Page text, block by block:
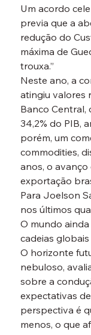
Um acordo
previa que a
redução do
máxima de
trouxa.”
Neste ano, a
atingiu valores
Banco Central,
34,2% do PIB,
porém, um
commodities,
anos, o
exportação
Para Joelson
nos últimos
O mundo
cadeias
O horizonte
nebuloso,
sobre a
expectativas
perspectiva é
menos, o que